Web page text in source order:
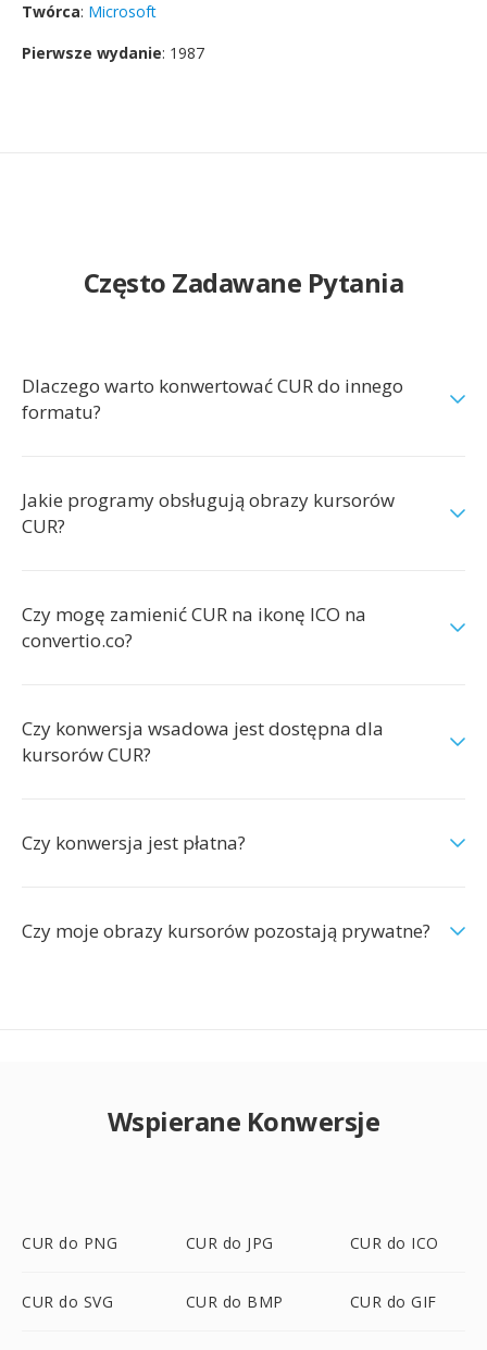
Twórca: Microsoft
Pierwsze wydanie: 1987
Często Zadawane Pytania
Dlaczego warto konwertować CUR do innego
formatu?
Jakie programy obsługują obrazy kursorów
CUR?
Czy mogę zamienić CUR na ikonę ICO na
convertio.co?
Czy konwersja wsadowa jest dostępna dla
kursorów CUR?
Czy konwersja jest płatna?
Czy moje obrazy kursorów pozostają prywatne?
Wspierane Konwersje
CUR do PNG CUR do JPG CUR do ICO
CUR do SVG CUR do BMP CUR do GIF